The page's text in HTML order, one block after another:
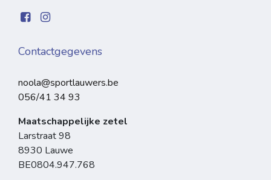
Contactgegevens
noola@sportlauwers.be
056/41 34 93
Maatschappelijke zetel
Larstraat 98
8930 Lauwe
BE0804.947.768